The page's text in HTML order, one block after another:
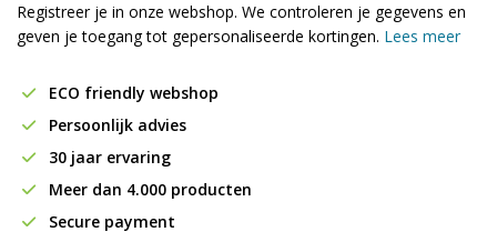
Registreer je in onze webshop. We controleren je gegevens en
geven je toegang tot gepersonaliseerde kortingen. Lees meer
ECO friendly webshop
Persoonlijk advies
30 jaar ervaring
Meer dan 4.000 producten
Secure payment